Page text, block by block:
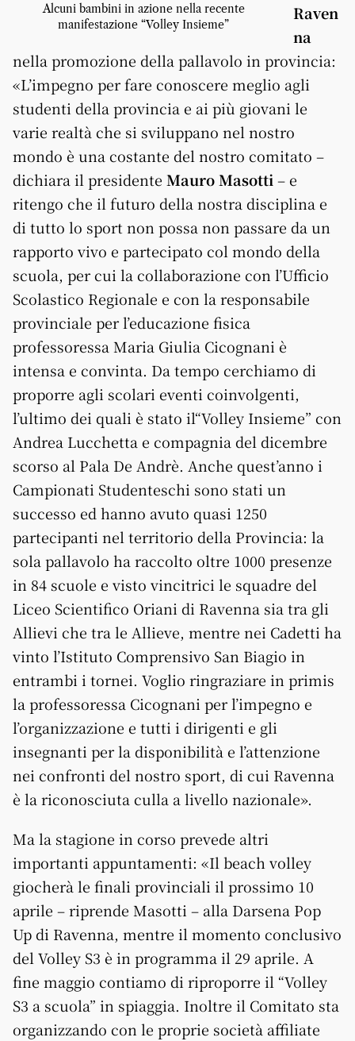
Alcuni bambini in azione nella recente
manifestazione “Volley Insieme”
Raven
na
nella promozione della pallavolo in provincia:
«L’impegno per fare conoscere meglio agli
studenti della provincia e ai più giovani le
varie realtà che si sviluppano nel nostro
mondo è una costante del nostro comitato –
dichiara il presidente Mauro Masotti – e
ritengo che il futuro della nostra disciplina e
di tutto lo sport non possa non passare da un
rapporto vivo e partecipato col mondo della
scuola, per cui la collaborazione con l’Ufficio
Scolastico Regionale e con la responsabile
provinciale per l’educazione fisica
professoressa Maria Giulia Cicognani è
intensa e convinta. Da tempo cerchiamo di
proporre agli scolari eventi coinvolgenti,
l’ultimo dei quali è stato il“Volley Insieme” con
Andrea Lucchetta e compagnia del dicembre
scorso al Pala De Andrè. Anche quest’anno i
Campionati Studenteschi sono stati un
successo ed hanno avuto quasi 1250
partecipanti nel territorio della Provincia: la
sola pallavolo ha raccolto oltre 1000 presenze
in 84 scuole e visto vincitrici le squadre del
Liceo Scientifico Oriani di Ravenna sia tra gli
Allievi che tra le Allieve, mentre nei Cadetti ha
vinto l’Istituto Comprensivo San Biagio in
entrambi i tornei. Voglio ringraziare in primis
la professoressa Cicognani per l’impegno e
l’organizzazione e tutti i dirigenti e gli
insegnanti per la disponibilità e l’attenzione
nei confronti del nostro sport, di cui Ravenna
è la riconosciuta culla a livello nazionale».
Ma la stagione in corso prevede altri
importanti appuntamenti: «Il beach volley
giocherà le finali provinciali il prossimo 10
aprile – riprende Masotti – alla Darsena Pop
Up di Ravenna, mentre il momento conclusivo
del Volley S3 è in programma il 29 aprile. A
fine maggio contiamo di riproporre il “Volley
S3 a scuola” in spiaggia. Inoltre il Comitato sta
organizzando con le proprie società affiliate